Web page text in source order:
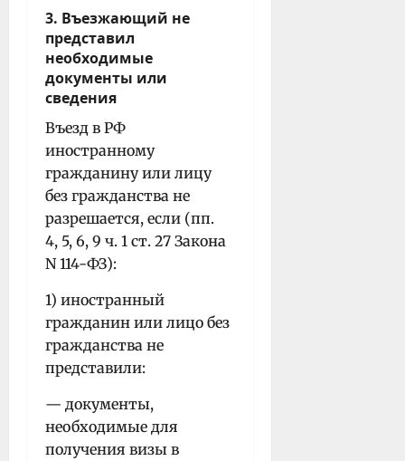
3. Въезжающий не
представил
необходимые
документы или
сведения
Въезд в РФ
иностранному
гражданину или лицу
без гражданства не
разрешается, если (пп.
4, 5, 6, 9 ч. 1 ст. 27 Закона
N 114-ФЗ):
1) иностранный
гражданин или лицо без
гражданства не
представили:
— документы,
необходимые для
получения визы в